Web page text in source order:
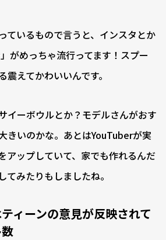
ているもので言うと、インスタとか
がめっちゃ流行ってます！スプー
えてかわいいんです。
イーボウルとか？モデルさんがおす
きいのかな。あとはYouTuberが実
アップしていて、家でも作れるんだ
てみたりもしましたね。
ィーンの意見が反映されて